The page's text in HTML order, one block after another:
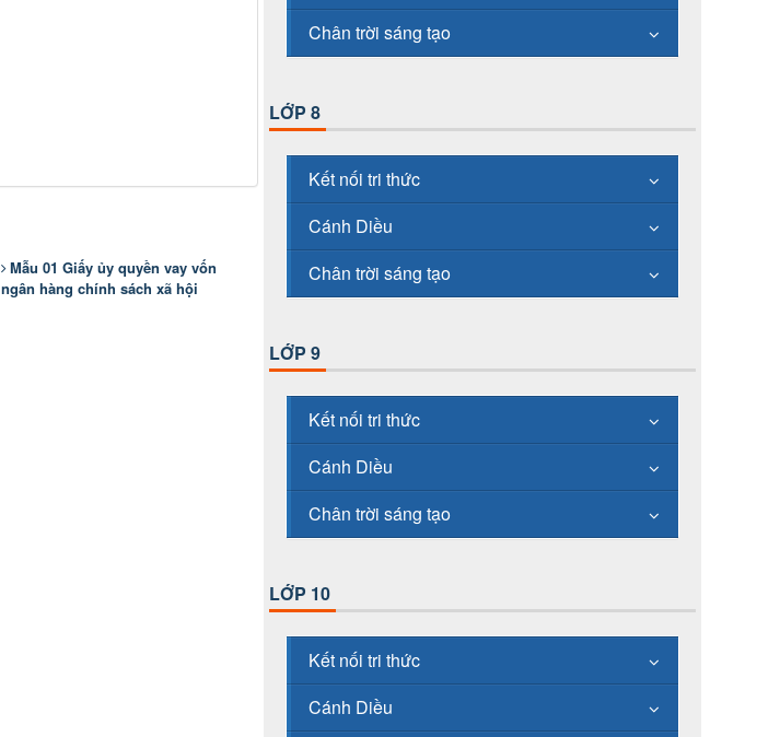
Mẫu 01 Giấy ủy quyền vay vốn
ngân hàng chính sách xã hội
Chân trời sáng tạo
LỚP 8
Kết nối tri thức
Cánh Diều
Chân trời sáng tạo
LỚP 9
Kết nối tri thức
Cánh Diều
Chân trời sáng tạo
LỚP 10
Kết nối tri thức
Cánh Diều